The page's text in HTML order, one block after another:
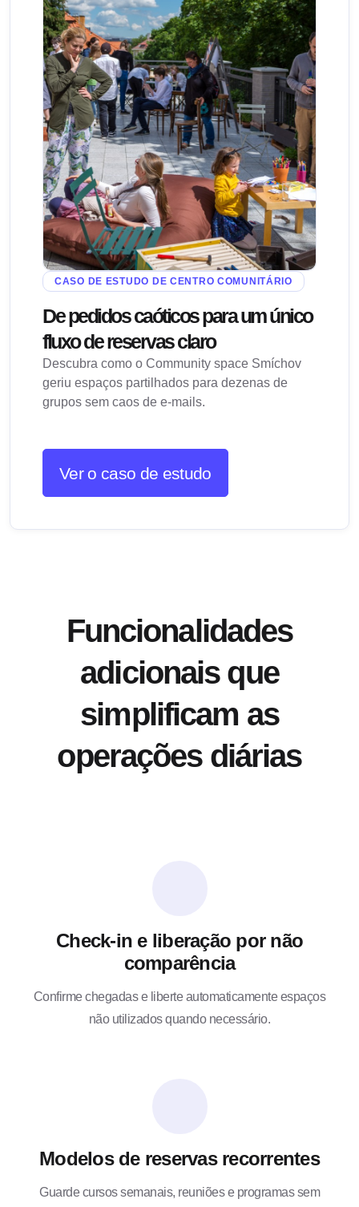
CASO DE ESTUDO DE CENTRO COMUNITÁRIO
De pedidos caóticos para um único
fluxo de reservas claro
Descubra como o Community space Smíchov
geriu espaços partilhados para dezenas de
grupos sem caos de e-mails.
Ver o caso de estudo
Funcionalidades
adicionais que
simplificam as
operações diárias
Check-in e liberação por não
comparência
Confirme chegadas e liberte automaticamente espaços
não utilizados quando necessário.
Modelos de reservas recorrentes
Guarde cursos semanais, reuniões e programas sem